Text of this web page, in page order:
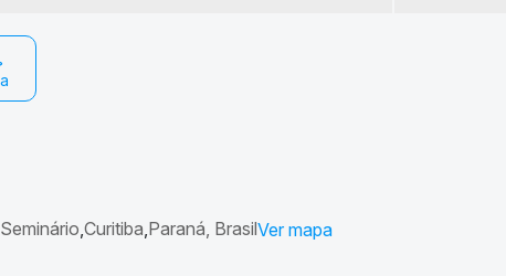
Seminário Curitiba Paraná, Brasil